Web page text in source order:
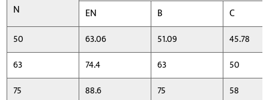
N
EN
B
C
50
63.06 51.09
45.78
63
74.4 63
50
75
88.6 75
58